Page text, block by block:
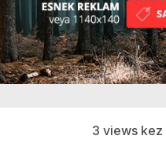
3 views kez